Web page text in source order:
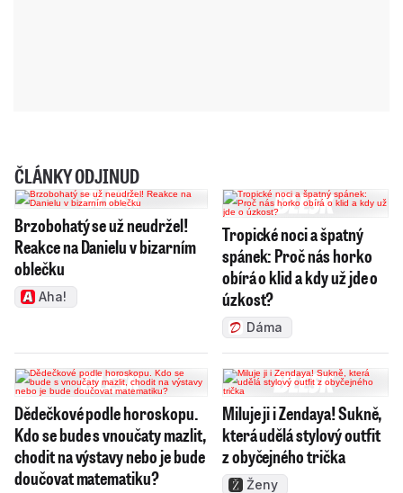
ČLÁNKY ODJINUD
Brzobohatý se už neudržel!
Reakce na Danielu v bizarním
oblečku
Aha!
Tropické noci a špatný
spánek: Proč nás horko
obírá o klid a kdy už jde o
úzkost?
Dáma
Dědečkové podle horoskopu.
Kdo se bude s vnoučaty mazlit,
chodit na výstavy nebo je bude
doučovat matematiku?
Miluje ji i Zendaya! Sukně,
která udělá stylový outfit
z obyčejného trička
Ženy